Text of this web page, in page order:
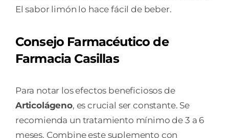
El sabor limón lo hace fácil de beber.
Consejo Farmacéutico de
Farmacia Casillas
Para notar los efectos beneficiosos de
Articolágeno, es crucial ser constante. Se
recomienda un tratamiento mínimo de 3 a 6
meses. Combine este suplemento con